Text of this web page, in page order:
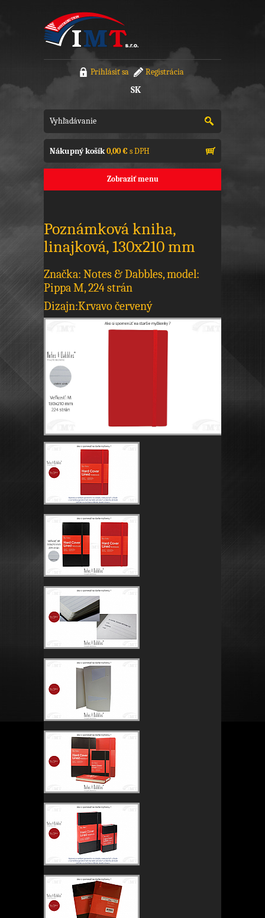
Prihlásiť sa Registrácia
SK
Nákupný košík0,00 €s DPH
Zobraziť menu
Poznámková kniha,
linajková, 130x210 mm
Značka: Notes & Dabbles, model:
Pippa M, 224 strán
Dizajn:Krvavo červený